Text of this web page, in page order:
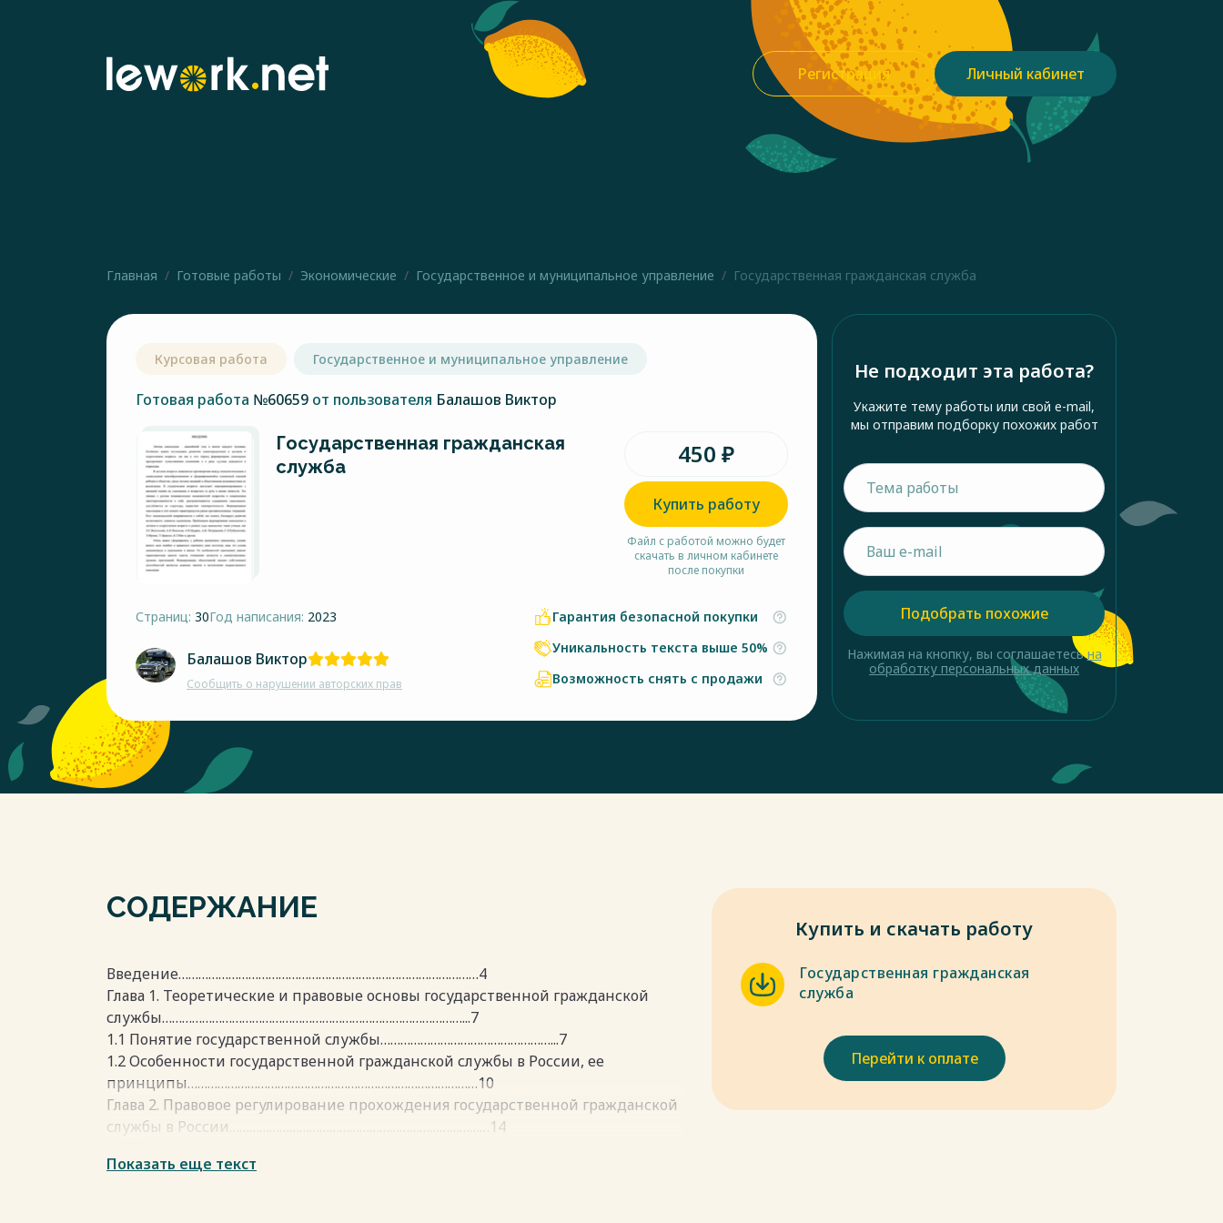
Регистрация Личный кабинет
Главная Готовые работы Экономические Государственное и муниципальное управление Государственная гражданская служба
Курсовая работа Государственное и муниципальное управление
Готовая работа №60659 от пользователя Балашов Виктор
Государственная гражданская
служба
450 ₽
Купить работу
Файл с работой можно будет
скачать в личном кабинете
после покупки
Страниц: 30Год написания: 2023
Балашов Виктор
Сообщить о нарушении авторских прав
Гарантия безопасной покупки
Уникальность текста выше 50%
Возможность снять с продажи
Не подходит эта работа?
Укажите тему работы или свой e-mail,
мы отправим подборку похожих работ
Подобрать похожие
Нажимая на кнопку, вы соглашаетесьна
обработку персональных данных
СОДЕРЖАНИЕ
Введение………………………………………………………………………………4
Глава 1. Теоретические и правовые основы государственной гражданской
службы………………………………………………………………………………...7
1.1 Понятие государственной службы……………………………………………...7
1.2 Особенности государственной гражданской службы в России, ее
принципы……………………………………………………………………………10
Глава 2. Правовое регулирование прохождения государственной гражданской
службы в России……………………………………………………………………14
службы в России…………………………………………………………………….14
Показать еще текст
Купить и скачать работу
Государственная гражданская
служба
Перейти к оплате